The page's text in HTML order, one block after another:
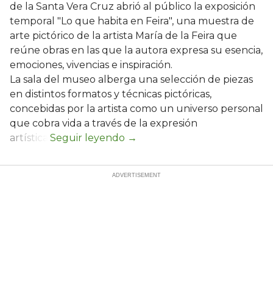
de la Santa Vera Cruz abrió al público la exposición
temporal "Lo que habita en Feira", una muestra de
arte pictórico de la artista María de la Feira que
reúne obras en las que la autora expresa su esencia,
emociones, vivencias e inspiración.
La sala del museo alberga una selección de piezas
en distintos formatos y técnicas pictóricas,
concebidas por la artista como un universo personal
que cobra vida a través de la expresión
artística.